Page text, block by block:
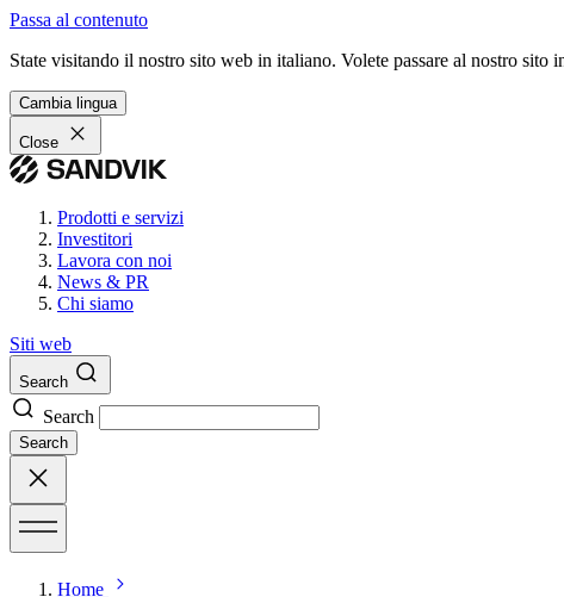
Passa al contenuto
State visitando il nostro sito web in italiano. Volete passare al nostro sito
Cambia lingua
Close
Prodotti e servizi
Investitori
Lavora con noi
News & PR
Chi siamo
Siti web
Search
Search
Search
Home